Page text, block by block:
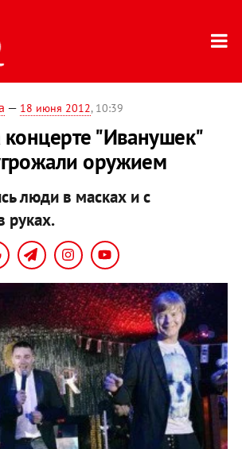
— 18 июня 2012, 10:39
"Иванушек"
оружием
люди в масках и с
руках.